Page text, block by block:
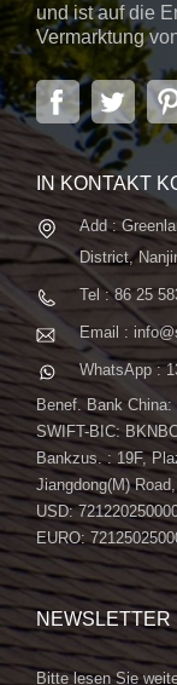
und ist auf die
Vermarktung
mit Sitz in der
Nanjing,
fortschrittliche
IN KONTAKT
Add :
District,
Tel : 86 25
Email :
WhatsApp :
Benef. Bank
SWIFT-BIC:
Bankzus. : 19F,
Jiangdong(M)
USD:
EURO:
NEWSLETTER
Bitte lesen Sie